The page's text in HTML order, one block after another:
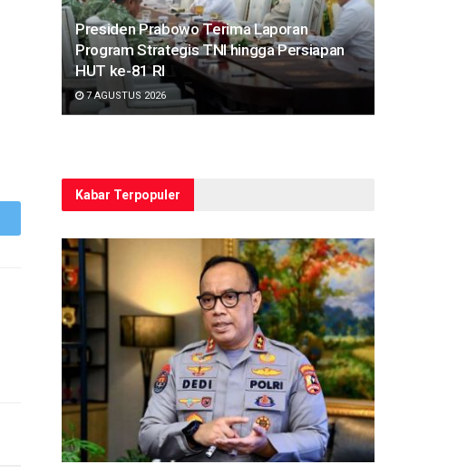
Presiden Prabowo Terima Laporan
Program Strategis TNI hingga Persiapan
HUT ke-81 RI
7 AGUSTUS 2026
Kabar Terpopuler